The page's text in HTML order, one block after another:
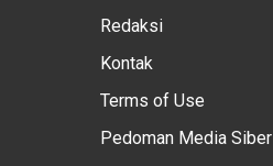
Redaksi
Kontak
Terms of Use
Pedoman Media Siber